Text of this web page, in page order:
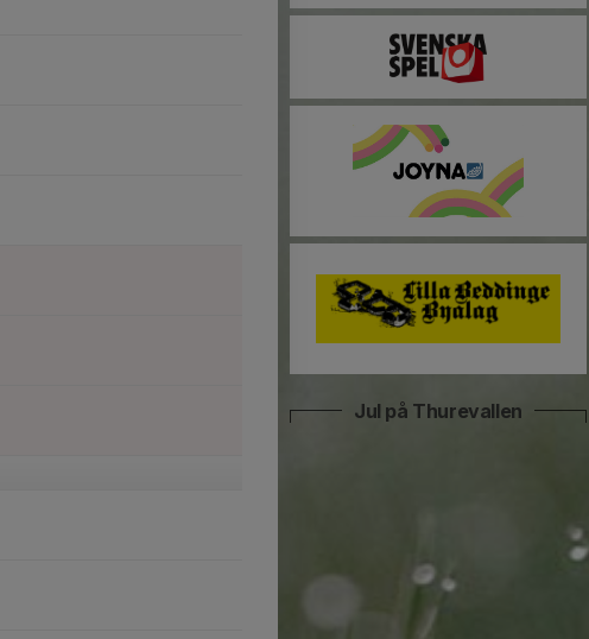
Jul på Thurevallen